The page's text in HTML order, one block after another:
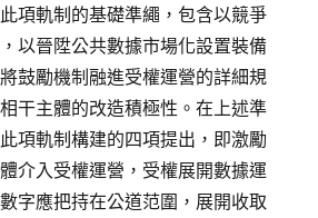
項軌制的基礎準繩，包含以競爭
以晉陞公共數據市場化設置裝備
鼓勵機制融進受權運營的詳細規
干主體的改造積極性。在上述準
項軌制構建的四項提出，即激勵
介入受權運營，受權展開數據運
字應把持在公道范圍，展開收取